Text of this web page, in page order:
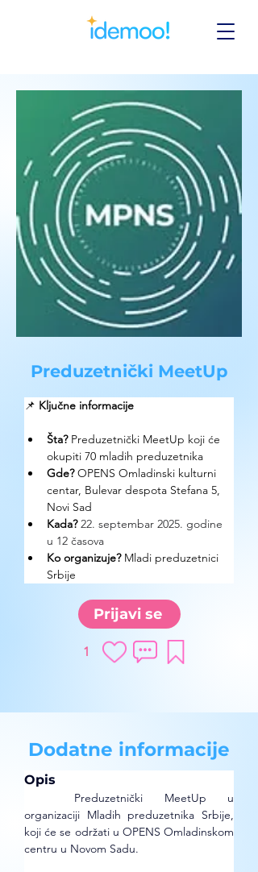
Preduzetnički MeetUp
📌 Ključne informacije
Šta? Preduzetnički MeetUp koji će
okupiti 70 mladih preduzetnika
Gde? OPENS Omladinski kulturni
centar, Bulevar despota Stefana 5,
Novi Sad
Kada? 22. septembar 2025. godine
u 12 časova
Ko organizuje? Mladi preduzetnici
Srbije
Prijavi se
1
Dodatne informacije
Opis
organizaciji Mladih preduzetnika Srbije,
koji će se održati u OPENS Omladinskom
centru u Novom Sadu.